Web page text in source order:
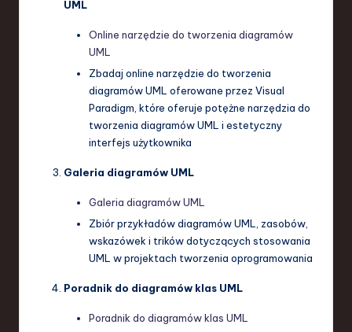
UML
Online narzędzie do tworzenia diagramów
UML
Zbadaj online narzędzie do tworzenia
diagramów UML oferowane przez Visual
Paradigm, które oferuje potężne narzędzia do
tworzenia diagramów UML i estetyczny
interfejs użytkownika
Galeria diagramów UML
Galeria diagramów UML
Zbiór przykładów diagramów UML, zasobów,
wskazówek i trików dotyczących stosowania
UML w projektach tworzenia oprogramowania
Poradnik do diagramów klas UML
Poradnik do diagramów klas UML